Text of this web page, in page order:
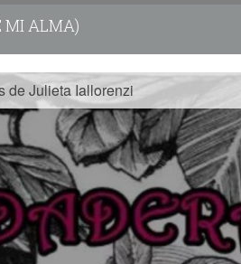
MI ALMA)
de Julieta Iallorenzi